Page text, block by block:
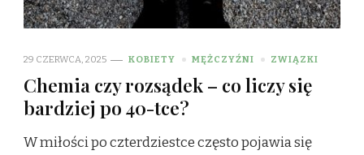
29 CZERWCA, 2025 KOBIETY MĘŻCZYŹNI ZWIĄZKI
Chemia czy rozsądek – co liczy się
bardziej po 40-tce?
W miłości po czterdziestce często pojawia się